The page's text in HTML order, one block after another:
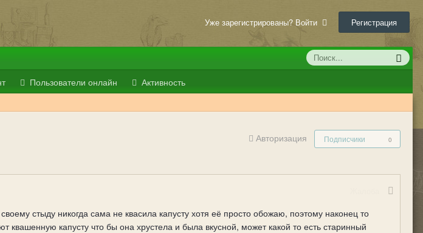
Уже зарегистрированы? Войти Регистрация
Пользователи онлайн Активность
Авторизация Подписчики 0
стыду никогда сама не квасила капусту хотя её просто обожаю, поэтому наконец то
капусту что бы она хрустела и была вкусной, может какой то есть старинный